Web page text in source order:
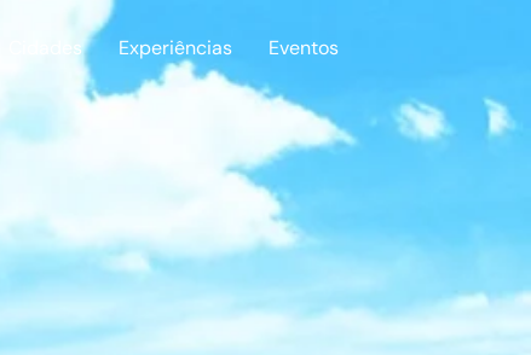
Cidades Experiências Eventos